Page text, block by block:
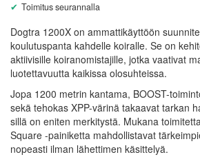
Toimitus seurannalla
Dogtra 1200X on ammattikäyttöön
koulutuspanta kahdelle koiralle. Se on
aktiivisille koiranomistajille, jotka vaativat
luotettavuutta kaikissa olosuhteissa.
Jopa 1200 metrin kantama, BOOST-
sekä tehokas XPP-värinä takaavat tarkan
sillä on eniten merkitystä. Mukana
Square -painiketta mahdollistavat
nopeasti ilman lähettimen käsittelyä.